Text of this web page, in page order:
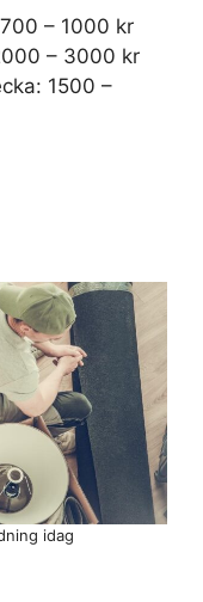
– 1000 kr
– 3000 kr
1500 –
idag